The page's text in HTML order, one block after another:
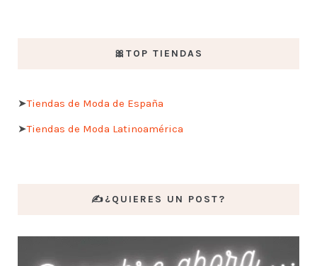
🎀TOP TIENDAS
➤Tiendas de Moda de España
➤Tiendas de Moda Latinoamérica
✍️¿QUIERES UN POST?